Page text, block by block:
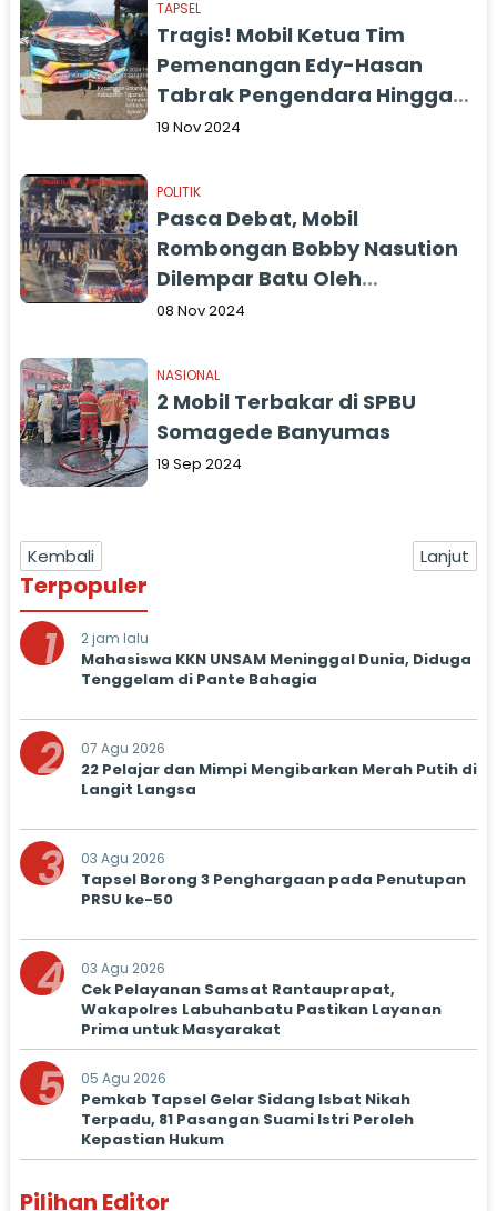
TAPSEL
Tragis! Mobil Ketua Tim
Pemenangan Edy-Hasan
Tabrak Pengendara Hingga
Tewas di Tapsel
19 Nov 2024
POLITIK
Pasca Debat, Mobil
Rombongan Bobby Nasution
Dilempar Batu Oleh
Pendukung Edy Rahmayadi
08 Nov 2024
NASIONAL
2 Mobil Terbakar di SPBU
Somagede Banyumas
19 Sep 2024
Kembali Lanjut
Terpopuler
1 2 jam lalu
Mahasiswa KKN UNSAM Meninggal Dunia, Diduga
Tenggelam di Pante Bahagia
2 07 Agu 2026
22 Pelajar dan Mimpi Mengibarkan Merah Putih di
Langit Langsa
3 03 Agu 2026
Tapsel Borong 3 Penghargaan pada Penutupan
PRSU ke-50
4 03 Agu 2026
Cek Pelayanan Samsat Rantauprapat,
Wakapolres Labuhanbatu Pastikan Layanan
Prima untuk Masyarakat
5 05 Agu 2026
Pemkab Tapsel Gelar Sidang Isbat Nikah
Terpadu, 81 Pasangan Suami Istri Peroleh
Kepastian Hukum
Pilihan Editor